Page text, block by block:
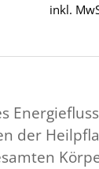
inkl.
der